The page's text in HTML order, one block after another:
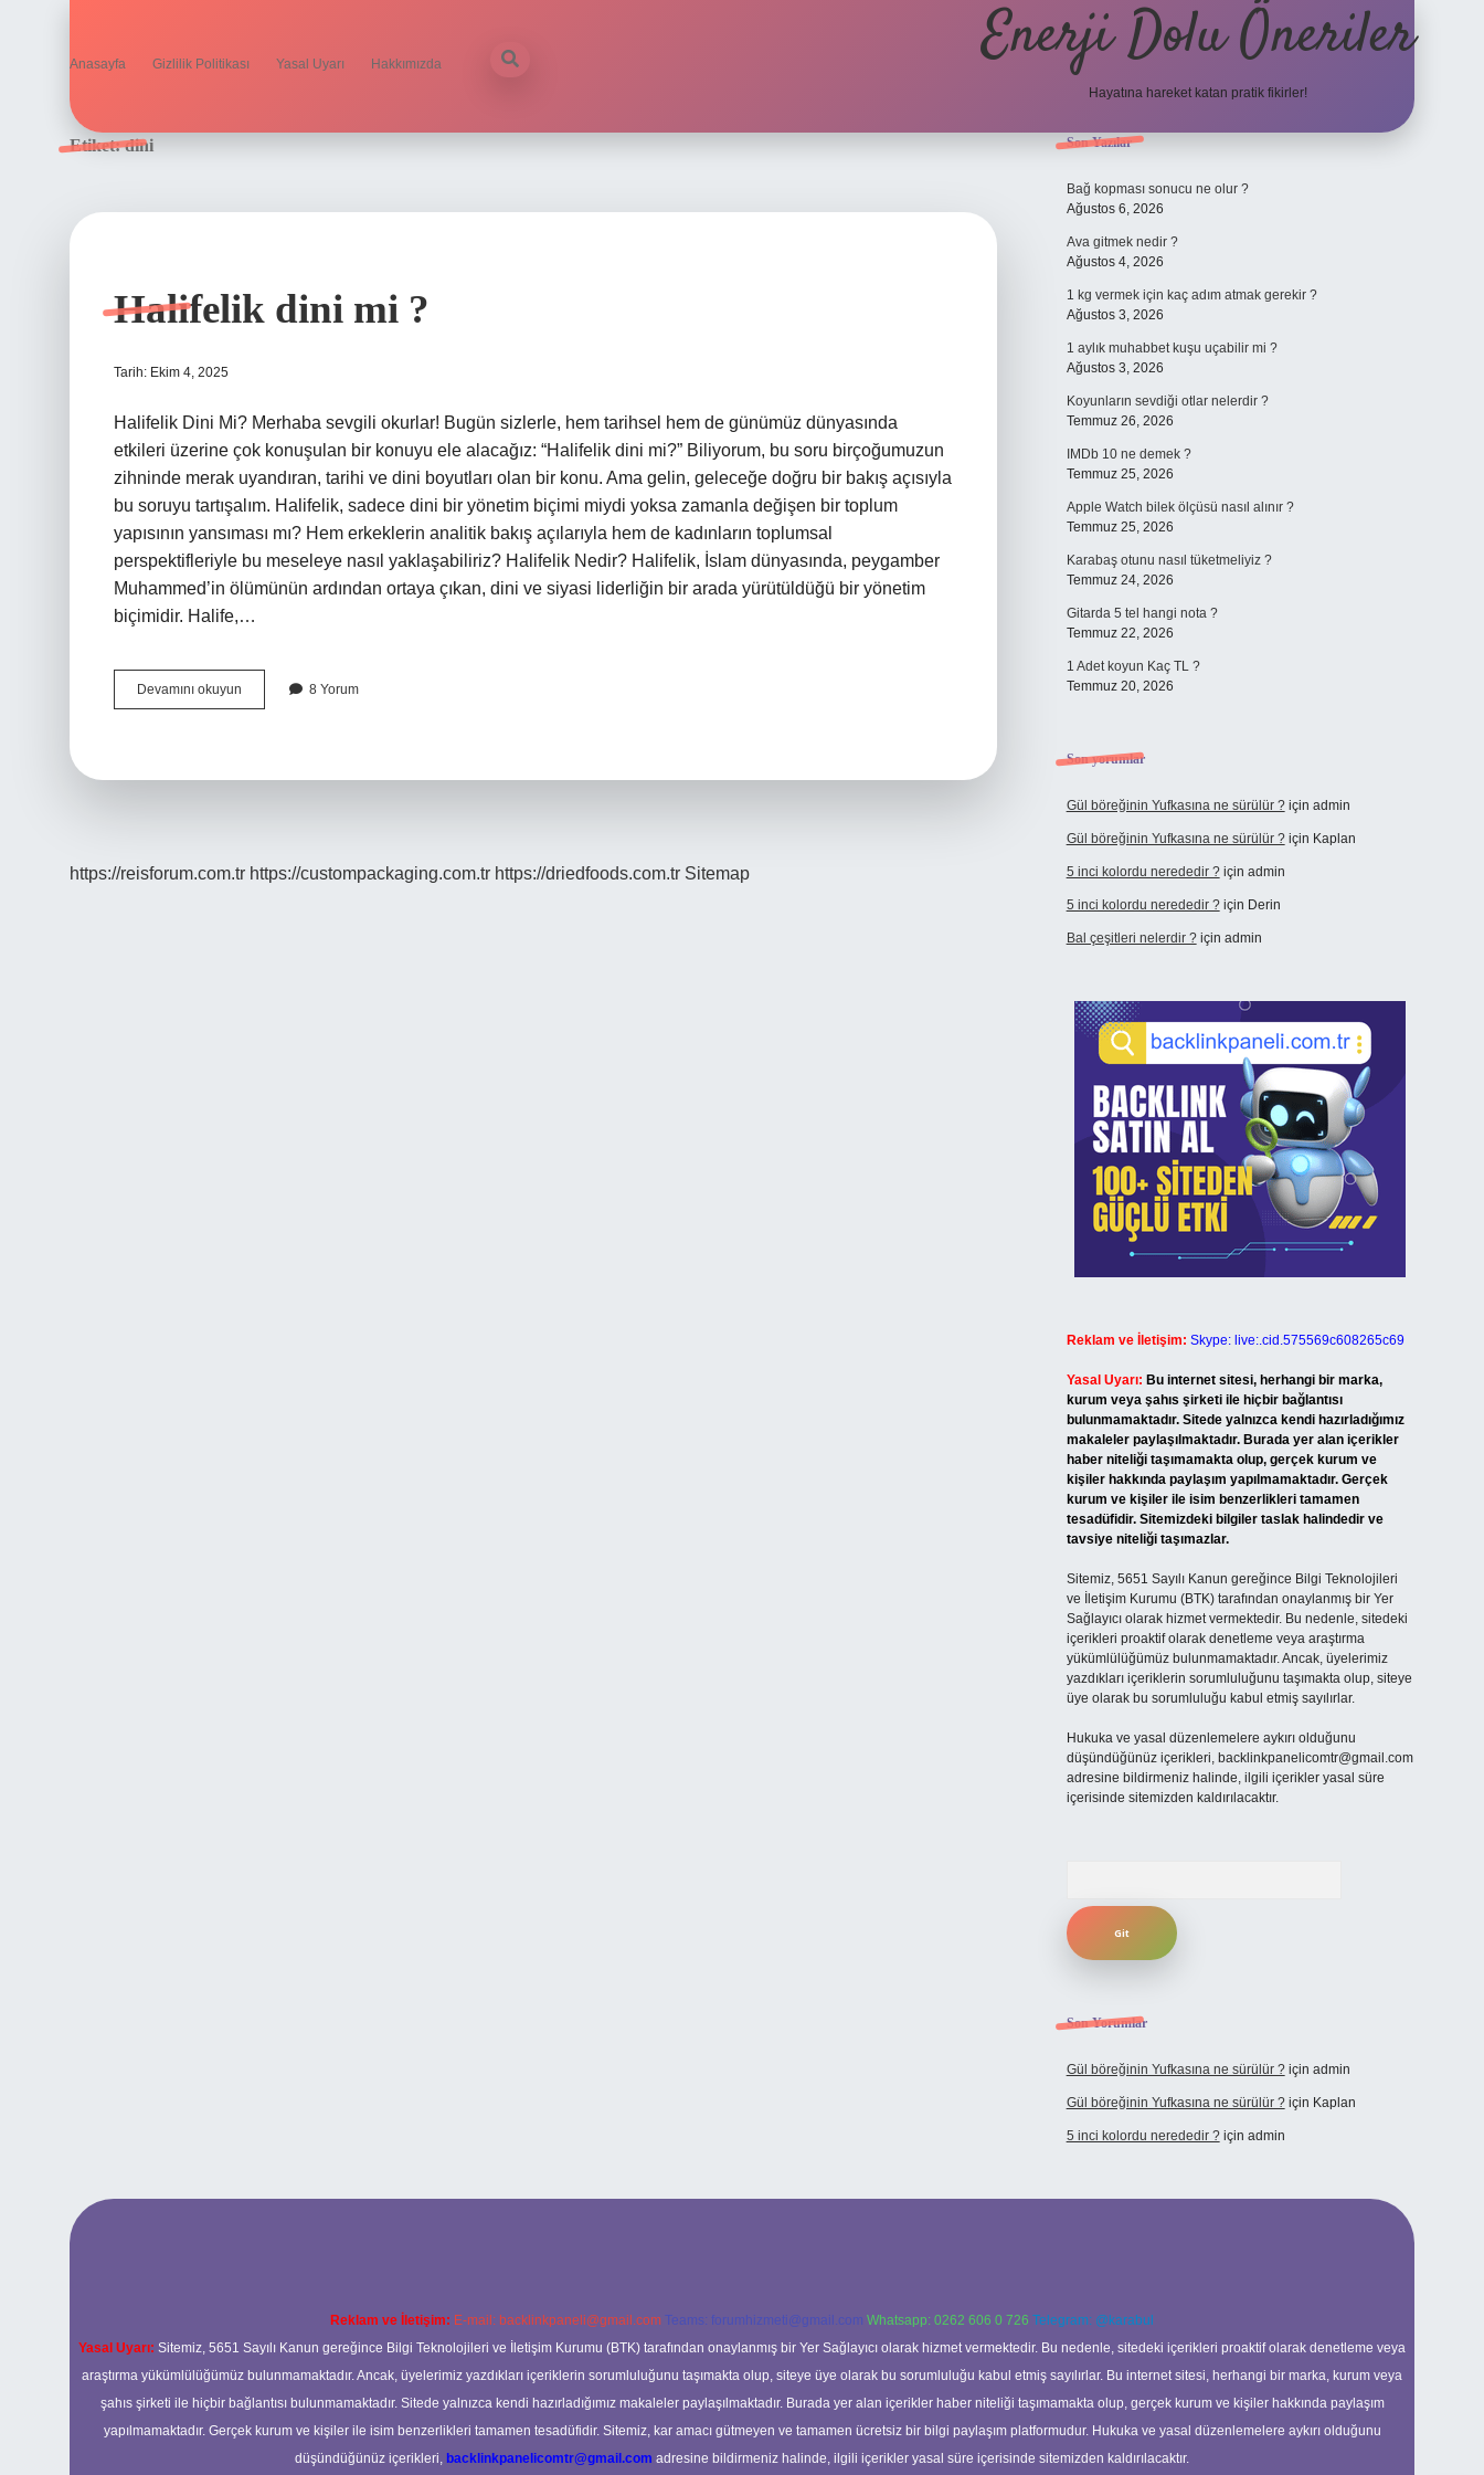
Anasayfa Gizlilik Politikası Yasal Uyarı Hakkımızda Enerji Dolu Öneriler
Hayatına hareket katan pratik fikirler!
Etiket:dini
Halifelik dini mi ?
Tarih: Ekim 4, 2025
Halifelik Dini Mi? Merhaba sevgili okurlar! Bugün sizlerle, hem tarihsel hem de günümüz dünyasında
etkileri üzerine çok konuşulan bir konuyu ele alacağız: “Halifelik dini mi?” Biliyorum, bu soru birçoğumuzun
zihninde merak uyandıran, tarihi ve dini boyutları olan bir konu. Ama gelin, geleceğe doğru bir bakış açısıyla
bu soruyu tartışalım. Halifelik, sadece dini bir yönetim biçimi miydi yoksa zamanla değişen bir toplum
yapısının yansıması mı? Hem erkeklerin analitik bakış açılarıyla hem de kadınların toplumsal
perspektifleriyle bu meseleye nasıl yaklaşabiliriz? Halifelik Nedir? Halifelik, İslam dünyasında, peygamber
Muhammed’in ölümünün ardından ortaya çıkan, dini ve siyasi liderliğin bir arada yürütüldüğü bir yönetim
biçimidir. Halife,…
Devamını okuyun
dini
8 Yorum
https://reisforum.com.tr https://custompackaging.com.tr https://driedfoods.com.tr Sitemap
Sidebar
Son Yazılar
Bağ kopması sonucu ne olur ?
Ağustos 6, 2026
Ava gitmek nedir ?
Ağustos 4, 2026
1 kg vermek için kaç adım atmak gerekir ?
Ağustos 3, 2026
1 aylık muhabbet kuşu uçabilir mi ?
Ağustos 3, 2026
Koyunların sevdiği otlar nelerdir ?
Temmuz 26, 2026
IMDb 10 ne demek ?
Temmuz 25, 2026
Apple Watch bilek ölçüsü nasıl alınır ?
Temmuz 25, 2026
Karabaş otunu nasıl tüketmeliyiz ?
Temmuz 24, 2026
Gitarda 5 tel hangi nota ?
Temmuz 22, 2026
1 Adet koyun Kaç TL ?
Temmuz 20, 2026
Son yorumlar
Gül böreğinin Yufkasına ne sürülür ?için admin
Gül böreğinin Yufkasına ne sürülür ?için Kaplan
5 inci kolordu nerededir ?için admin
5 inci kolordu nerededir ?için Derin
Bal çeşitleri nelerdir ?için admin
Reklam ve İletişim: Skype: live:.cid.575569c608265c69
Yasal Uyarı: Bu internet sitesi, herhangi bir marka,
kurum veya şahıs şirketi ile hiçbir bağlantısı
bulunmamaktadır. Sitede yalnızca kendi hazırladığımız
makaleler paylaşılmaktadır. Burada yer alan içerikler
haber niteliği taşımamakta olup, gerçek kurum ve
kişiler hakkında paylaşım yapılmamaktadır. Gerçek
kurum ve kişiler ile isim benzerlikleri tamamen
tesadüfidir. Sitemizdeki bilgiler taslak halindedir ve
tavsiye niteliği taşımazlar.
Sitemiz, 5651 Sayılı Kanun gereğince Bilgi Teknolojileri
ve İletişim Kurumu (BTK) tarafından onaylanmış bir Yer
Sağlayıcı olarak hizmet vermektedir. Bu nedenle, sitedeki
içerikleri proaktif olarak denetleme veya araştırma
yükümlülüğümüz bulunmamaktadır. Ancak, üyelerimiz
yazdıkları içeriklerin sorumluluğunu taşımakta olup, siteye
üye olarak bu sorumluluğu kabul etmiş sayılırlar.
Hukuka ve yasal düzenlemelere aykırı olduğunu
düşündüğünüz içerikleri, backlinkpanelicomtr@gmail.com
adresine bildirmeniz halinde, ilgili içerikler yasal süre
içerisinde sitemizden kaldırılacaktır.
Son Yorumlar
Gül böreğinin Yufkasına ne sürülür ?için admin
Gül böreğinin Yufkasına ne sürülür ?için Kaplan
5 inci kolordu nerededir ?için admin
Reklam ve İletişim: E-mail: backlinkpaneli@gmail.com Teams: forumhizmeti@gmail.com Whatsapp: 0262 606 0 726 Telegram: @karabul
Yasal Uyarı: Sitemiz, 5651 Sayılı Kanun gereğince Bilgi Teknolojileri ve İletişim Kurumu (BTK) tarafından onaylanmış bir Yer Sağlayıcı olarak hizmet vermektedir. Bu nedenle, sitedeki içerikleri proaktif olarak denetleme veya
araştırma yükümlülüğümüz bulunmamaktadır. Ancak, üyelerimiz yazdıkları içeriklerin sorumluluğunu taşımakta olup, siteye üye olarak bu sorumluluğu kabul etmiş sayılırlar. Bu internet sitesi, herhangi bir marka, kurum veya
şahıs şirketi ile hiçbir bağlantısı bulunmamaktadır. Sitede yalnızca kendi hazırladığımız makaleler paylaşılmaktadır. Burada yer alan içerikler haber niteliği taşımamakta olup, gerçek kurum ve kişiler hakkında paylaşım
yapılmamaktadır. Gerçek kurum ve kişiler ile isim benzerlikleri tamamen tesadüfidir. Sitemiz, kar amacı gütmeyen ve tamamen ücretsiz bir bilgi paylaşım platformudur. Hukuka ve yasal düzenlemelere aykırı olduğunu
düşündüğünüz içerikleri, backlinkpanelicomtr@gmail.com adresine bildirmeniz halinde, ilgili içerikler yasal süre içerisinde sitemizden kaldırılacaktır.